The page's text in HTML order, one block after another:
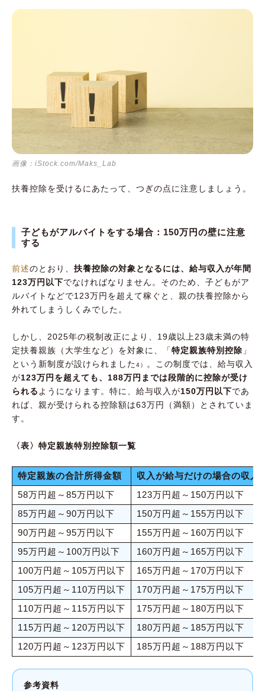
画像：iStock.com/Maks_Lab
扶養控除を受けるにあたって、つぎの点に注意しましょう。
子どもがアルバイトをする場合：150万円の壁に注意
する
前述のとおり、 扶養控除の対象となるには、給与収入が年間
123万円以下でなければなりません。そのため、子どもがア
ルバイトなどで123万円を超えて稼ぐと、親の扶養控除から
外れてしまうしくみでした。
しかし、2025年の税制改正により、19歳以上23歳未満の特
定扶養親族（大学生など）を対象に、「特定親族特別控除 」
という新制度が設けられました4）
。この制度では、給与収入
が123万円を超えても、188万円までは段階的に控除が受け
られる ようになります。特に、給与収入が150万円以下であ
れば、親が受けられる控除額は63万円（満額）とされていま
す。
〈表〉特定親族特別控除額一覧
特定親族の合計所得金額
収入が給与だけの場合の収入
58万円超～85万円以下
123万円超～150万円以下
85万円超～90万円以下
150万円超～155万円以下
90万円超～95万円以下
155万円超～160万円以下
95万円超～100万円以下
160万円超～165万円以下
100万円超～105万円以下
165万円超～170万円以下
105万円超～110万円以下
170万円超～175万円以下
110万円超～115万円以下
175万円超～180万円以下
115万円超～120万円以下
180万円超～185万円以下
120万円超～123万円以下
185万円超～188万円以下
参考資料